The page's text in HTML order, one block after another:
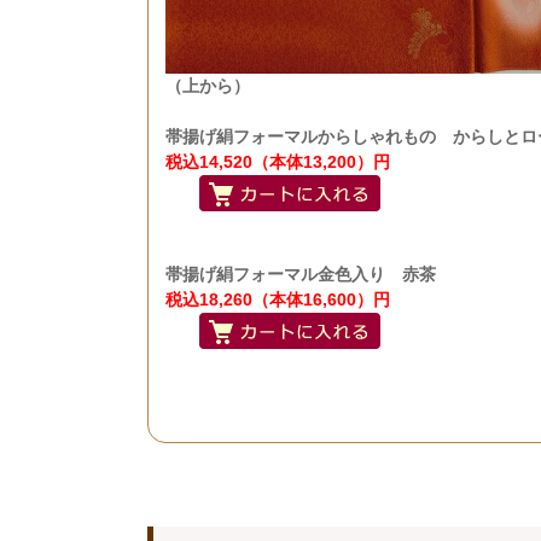
（上から）
帯揚げ絹フォーマルからしゃれもの からしとロ
税込14,520（本体13,200）円
帯揚げ絹フォーマル金色入り 赤茶
税込18,260（本体16,600）円